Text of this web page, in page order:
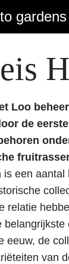
Loo
de
is een aantal
relatie
eeuw, de
van